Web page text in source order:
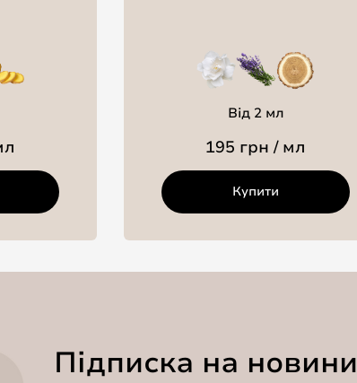
Від 2 мл
195 грн / мл
Купити
Підписка на новини